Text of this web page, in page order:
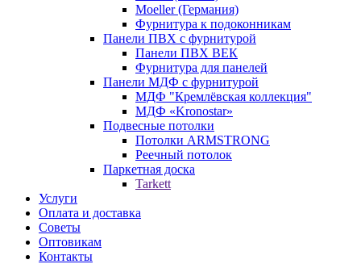
Moeller (Германия)
Фурнитура к подоконникам
Панели ПВХ с фурнитурой
Панели ПВХ ВЕК
Фурнитура для панелей
Панели МДФ с фурнитурой
МДФ "Кремлёвская коллекция"
МДФ «Kronostar»
Подвесные потолки
Потолки ARMSTRONG
Реечный потолок
Паркетная доска
Tarkett
Услуги
Оплата и доставка
Советы
Оптовикам
Контакты